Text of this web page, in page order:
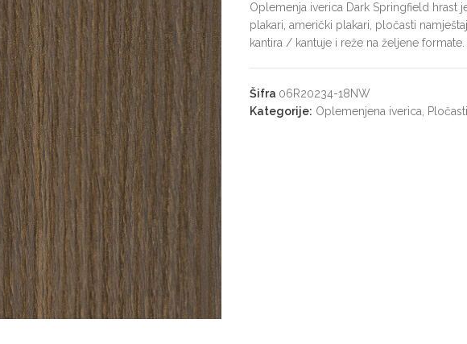
Oplemenja iverica Dark Springfield hrast
plakari, američki plakari, pločasti
kantira / kantuje i reže na željene formate.
Šifra 06R20234-18NW
Kategorije: Oplemenjena iverica